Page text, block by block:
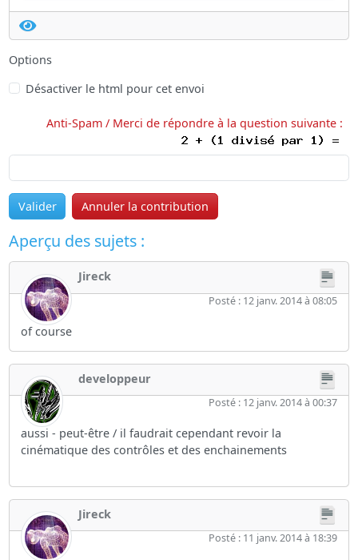
Options
Désactiver le html pour cet envoi
Anti-Spam / Merci de répondre à la question suivante :
Valider Annuler la contribution
Aperçu des sujets :
Jireck
Posté : 12 janv. 2014 à 08:05
of course
developpeur
Posté : 12 janv. 2014 à 00:37
aussi - peut-être / il faudrait cependant revoir la
cinématique des contrôles et des enchainements
Jireck
Posté : 11 janv. 2014 à 18:39